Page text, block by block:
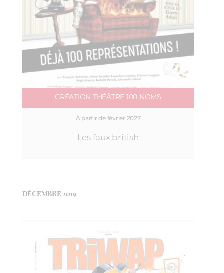
CRÉATION THÉÂTRE 100 NOMS
À partir de février 2027
Les faux british
DÉCEMBRE 2019